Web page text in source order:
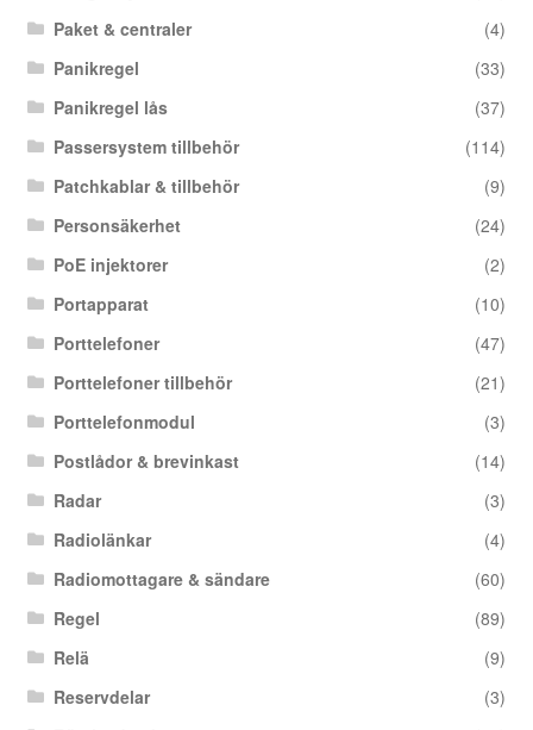
Paket & centraler
(4)
Panikregel
(33)
Panikregel lås
(37)
Passersystem tillbehör
(114)
Patchkablar & tillbehör
(9)
Personsäkerhet
(24)
PoE injektorer
(2)
Portapparat
(10)
Porttelefoner
(47)
Porttelefoner tillbehör
(21)
Porttelefonmodul
(3)
Postlådor & brevinkast
(14)
Radar
(3)
Radiolänkar
(4)
Radiomottagare & sändare
(60)
Regel
(89)
Relä
(9)
Reservdelar
(3)